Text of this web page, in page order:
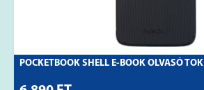
POCKETBOOK SHELL E-BOOK OLVASÓ TOK